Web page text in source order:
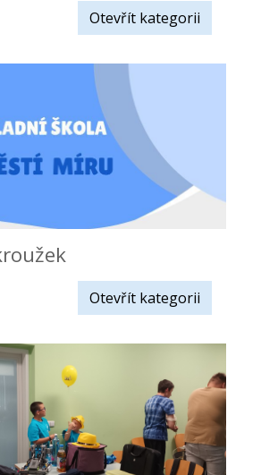
Otevřít kategorii
Otevřít kategorii